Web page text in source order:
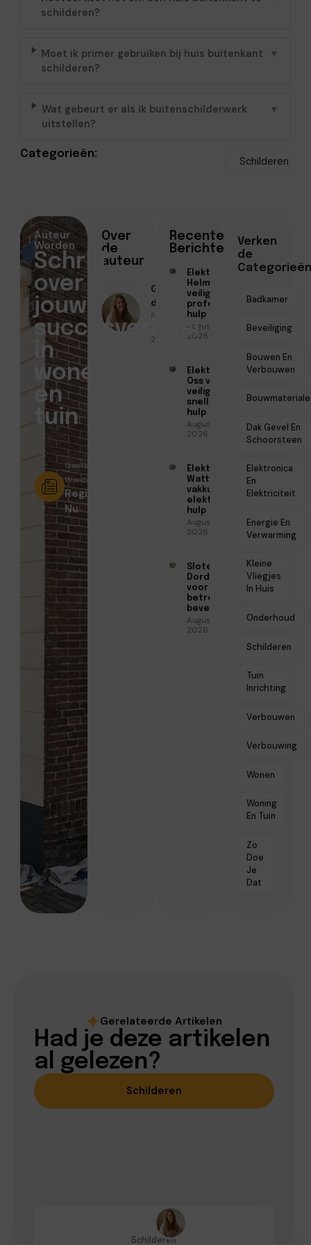
schilderen?
Moet ik primer gebruiken bij huis buitenkant
schilderen?
▼
Wat gebeurt er als ik buitenschilderwerk
uitstellen?
▼
Categorieën:
Schilderen
Over
de
auteur
Geschreven
door
Sofia Mendes
● Februari 12,
2026
Recente
Berichten
Elektricien
Helmond voor
veilige en
professionele
hulp
Augustus 6,
2026
Elektricien
Oss voor
veilige en
snelle
hulp
Augustus 6,
2026
Elektricien
Watt voor
vakkundige
elektrische
hulp
Augustus 5,
2026
Slotenmaker
Dordrecht
voor
betrouwbare
beveiliging
Augustus 3,
2026
Verken
de
Categorieën
Badkamer
Beveiliging
Bouwen En
Verbouwen
Dak Gevel En
Schoorsteen
Elektronica
En
Elektriciteit
Energie En
Verwarming
Kleine
Vliegjes
In Huis
Onderhoud
Schilderen
Tuin
Inrichting
Verbouwen
Verbouwing
Wonen
Woning
En Tuin
Zo
Doe
Je
Dat
Auteur
Worden
Schrijf
over
jouw
succesverhaal
in
wonen
en
tuin
Gastschrijver
Worden?
Registreer
Nu
Gerelateerde Artikelen
Had je deze artikelen
al gelezen?
Schilderen
Schilderen